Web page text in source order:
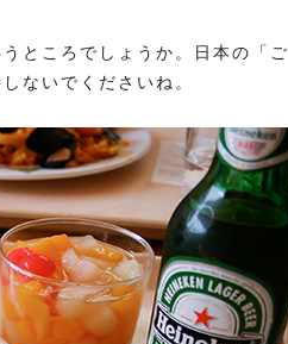
ところでしょうか。日本の「ご
ないでくださいね。